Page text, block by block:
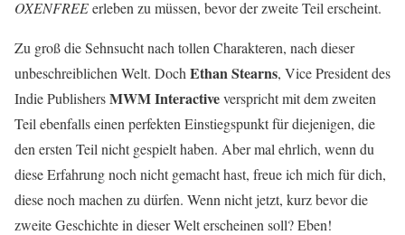
OXENFREEerleben zu müssen, bevor der zweite Teil erscheint.
Zu groß die Sehnsucht nach tollen Charakteren, nach dieser
unbeschreiblichen Welt. Doch Ethan Stearns, Vice President des
Indie PublishersMWM Interactiveverspricht mit dem zweiten
Teil ebenfalls einen perfekten Einstiegspunkt für diejenigen, die
den ersten Teil nicht gespielt haben. Aber mal ehrlich, wenn du
diese Erfahrung noch nicht gemacht hast, freue ich mich für dich,
diese noch machen zu dürfen. Wenn nicht jetzt, kurz bevor die
zweite Geschichte in dieser Welt erscheinen soll? Eben!